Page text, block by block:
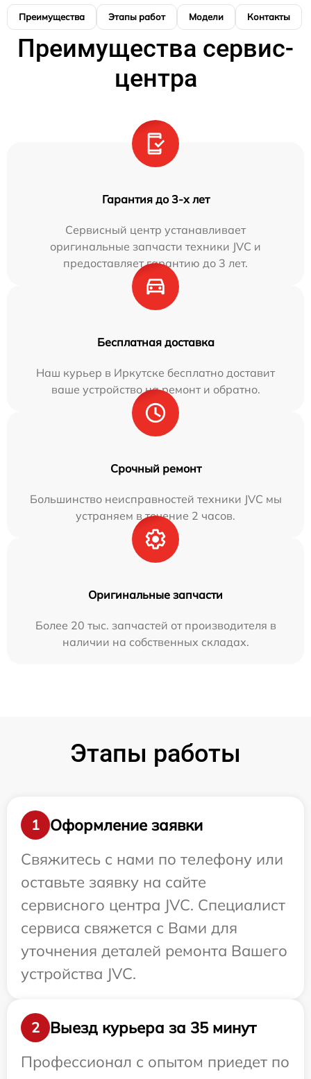
Преимущества Этапы работ Модели Контакты
Преимущества сервис-
центра
Гарантия до 3-х лет
Сервисный центр устанавливает
оригинальные запчасти техники JVC и
предоставляет гарантию до 3 лет.
Бесплатная доставка
Наш курьер в Иркутске бесплатно доставит
ваше устройство на ремонт и обратно.
Срочный ремонт
Большинство неисправностей техники JVC мы
устраняем в течение 2 часов.
Оригинальные запчасти
Более 20 тыс. запчастей от производителя в
наличии на собственных складах.
Этапы работы
1
Оформление заявки
Свяжитесь с нами по телефону или
оставьте заявку на сайте
сервисного центра JVC. Специалист
сервиса свяжется с Вами для
уточнения деталей ремонта Вашего
устройства JVC.
2
Выезд курьера за 35 минут
Профессионал с опытом приедет по